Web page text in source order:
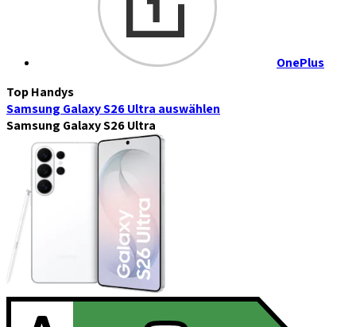
OnePlus
Top Handys
Samsung Galaxy S26 Ultra auswählen
Samsung Galaxy S26 Ultra